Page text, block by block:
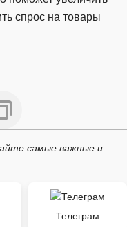
спрос на товары
самые важные и
Телеграм